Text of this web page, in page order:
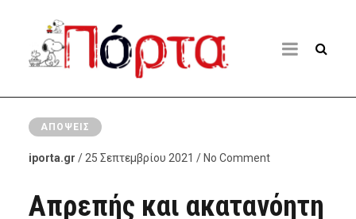
ΑΠΌΨΕΙΣ
iporta.gr / 25 Σεπτεμβρίου 2021 / No Comment
Απρεπής και ακατανόητη